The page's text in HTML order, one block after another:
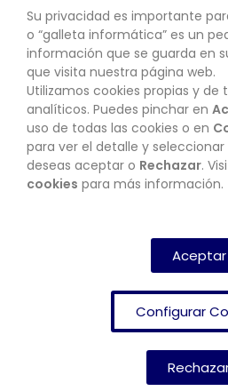
CONTACTO
© Copyright
Su privacidad es importante
o “galleta informática” es un
información que se guarda en
que visita nuestra página web.
Utilizamos cookies propias y de
analíticos. Puedes pinchar en
uso de todas las cookies o en
para ver el detalle y
deseas aceptar o Rechazar.
cookies para más información.
Aceptar
Configurar